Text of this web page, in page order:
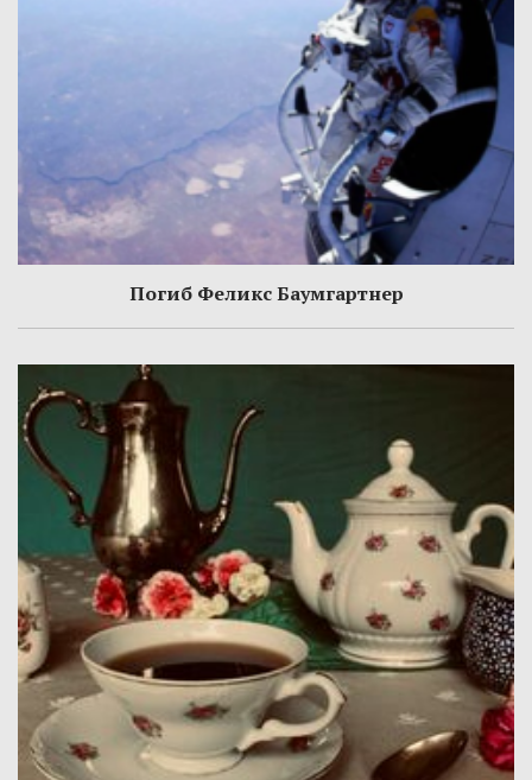
Погиб Феликс Баумгартнер